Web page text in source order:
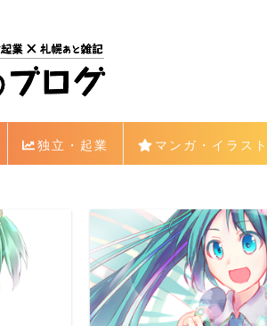
独立・起業 マンガ・イラスト